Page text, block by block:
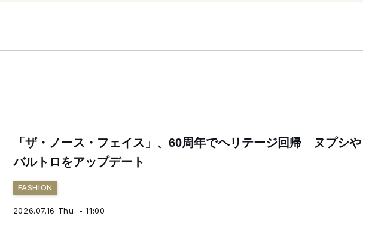
「ザ・ノース・フェイス」、60周年でヘリテージ回帰 ヌプシや
バルトロをアップデート
FASHION
2026.07.16 Thu. - 11:00